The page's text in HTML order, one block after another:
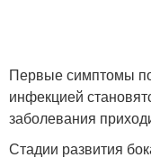
Первые симптомы
инфекцией
заболевания
Стадии развития